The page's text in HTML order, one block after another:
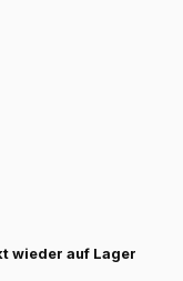
wieder auf Lager